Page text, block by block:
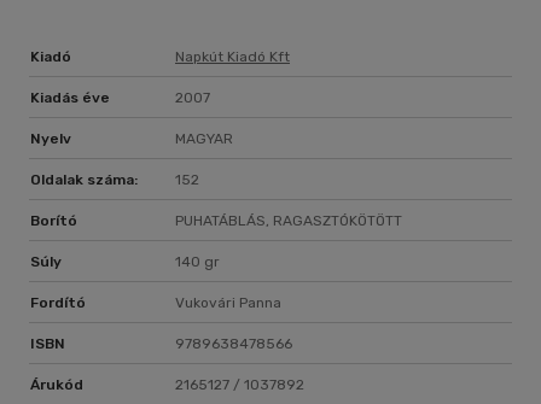
Kiadó Napkút Kiadó Kft
Kiadás éve 2007
Nyelv MAGYAR
Oldalak száma: 152
Borító PUHATÁBLÁS, RAGASZTÓKÖTÖTT
Súly 140 gr
Fordító Vukovári Panna
ISBN 9789638478566
Árukód 2165127 / 1037892